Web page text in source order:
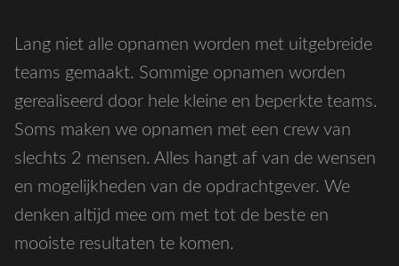
Lang niet alle opnamen worden met uitgebreide
teams gemaakt. Sommige opnamen worden
gerealiseerd door hele kleine en beperkte teams.
Soms maken we opnamen met een crew van
slechts 2 mensen. Alles hangt af van de wensen
en mogelijkheden van de opdrachtgever. We
denken altijd mee om met tot de beste en
mooiste resultaten te komen.